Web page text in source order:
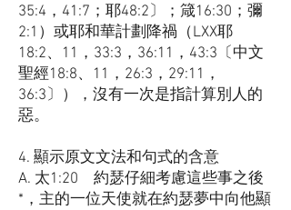
35:4，41:7；耶48:2〕；箴16:30；彌
2:1）或耶和華計劃降禍（LXX耶
18:2、11，33:3，36:11，43:3〔中文
聖經18:8、11，26:3，29:11，
36:3〕），沒有一次是指計算別人的
惡。
4. 顯示原文文法和句式的含意
A. 太1:20 約瑟仔細考慮這些事之後
*，主的一位天使就在約瑟夢中向他顯